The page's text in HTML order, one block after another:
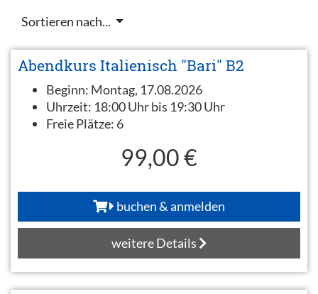
Sortieren nach...
Abendkurs Italienisch "Bari" B2
Beginn: Montag, 17.08.2026
Uhrzeit: 18:00 Uhr bis 19:30 Uhr
Freie Plätze: 6
99,00 €
buchen & anmelden
weitere Details